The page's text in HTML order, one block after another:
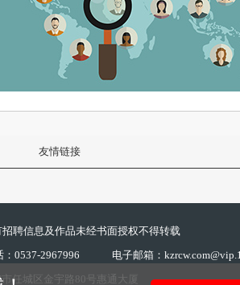
友情链接
聘信息及作品未经书面授权不得转载
：0537-2967996
电子邮箱：
任城区金宇路80号惠通大厦